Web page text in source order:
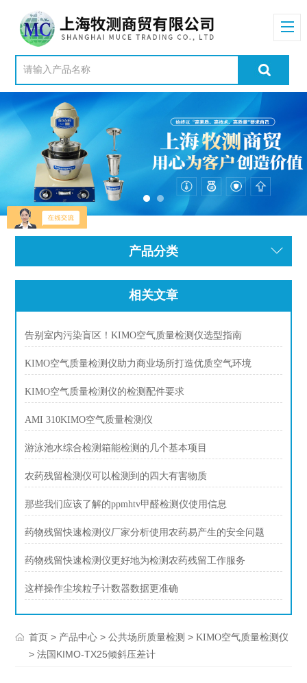
产品分类
相关文章
告别室内污染盲区！KIMO空气质量检测仪选型指南
KIMO空气质量检测仪助力商业场所打造优质空气环境
KIMO空气质量检测仪的检测配件要求
AMI 310KIMO空气质量检测仪
游泳池水综合检测箱能检测的几个基本项目
农药残留检测仪可以检测到的四大有害物质
那些我们应该了解的ppmhtv甲醛检测仪使用信息
药物残留快速检测仪厂家分析使用农药易产生的安全问题
药物残留快速检测仪更好地为检测农药残留工作服务
这样操作尘埃粒子计数器数据更准确
首页 > 产品中心 >公共场所质量检测 >KIMO空气质量检测仪
> 法国KIMO-TX25倾斜压差计